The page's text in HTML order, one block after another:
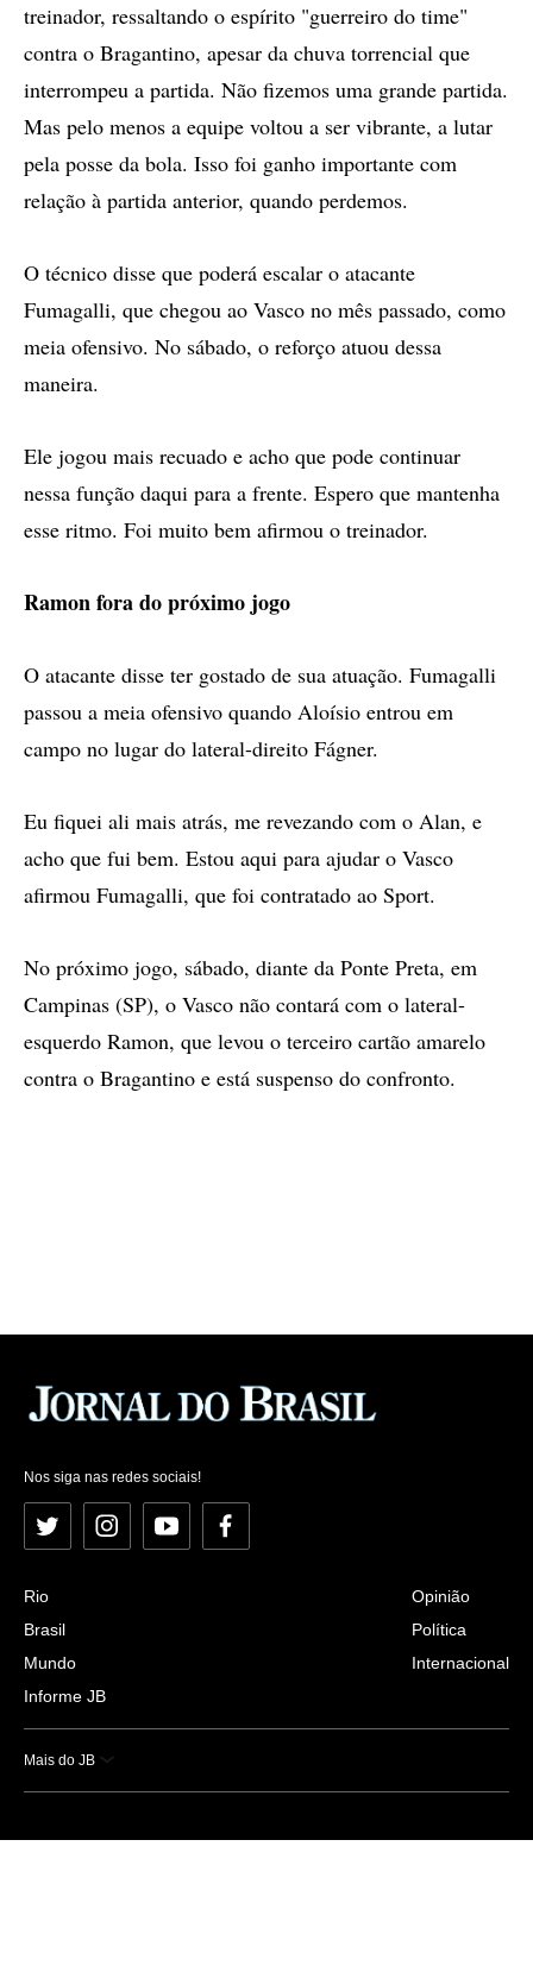
treinador, ressaltando o espírito "guerreiro do time"
contra o Bragantino, apesar da chuva torrencial que
interrompeu a partida. Não fizemos uma grande partida.
Mas pelo menos a equipe voltou a ser vibrante, a lutar
pela posse da bola. Isso foi ganho importante com
relação à partida anterior, quando perdemos.
O técnico disse que poderá escalar o atacante
Fumagalli, que chegou ao Vasco no mês passado, como
meia ofensivo. No sábado, o reforço atuou dessa
maneira.
Ele jogou mais recuado e acho que pode continuar
nessa função daqui para a frente. Espero que mantenha
esse ritmo. Foi muito bem afirmou o treinador.
Ramon fora do próximo jogo
O atacante disse ter gostado de sua atuação. Fumagalli
passou a meia ofensivo quando Aloísio entrou em
campo no lugar do lateral-direito Fágner.
Eu fiquei ali mais atrás, me revezando com o Alan, e
acho que fui bem. Estou aqui para ajudar o Vasco
afirmou Fumagalli, que foi contratado ao Sport.
No próximo jogo, sábado, diante da Ponte Preta, em
Campinas (SP), o Vasco não contará com o lateral-
esquerdo Ramon, que levou o terceiro cartão amarelo
contra o Bragantino e está suspenso do confronto.
Nos siga nas redes sociais!
Twitter InstagramYouTubeFacebook
Rio
Brasil
Mundo
Informe JB
Opinião
Política
Internacional
Mais do JB
Esportes